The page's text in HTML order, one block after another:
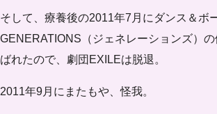
そして、療養後の2011年7月にダンス＆ボ
GENERATIONS（ジェネレーションズ）
ばれたので、 劇団EXILEは脱退。
2011年9月にまたもや、怪我。